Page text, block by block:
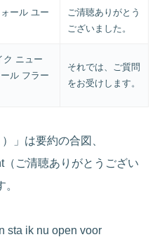
ール ユー
ご清聴ありがとう
ございました。
ク ニュー
ル フラー
それでは、ご質問
をお受けします。
」は要約の合図、
（ご清聴ありがとうござい
sta ik nu open voor